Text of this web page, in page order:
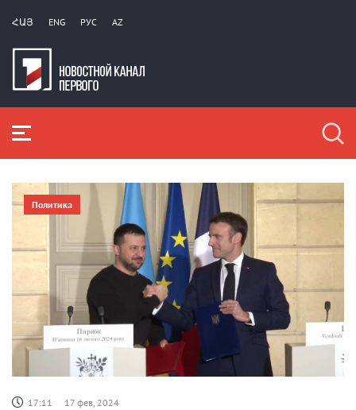
ՀԱՅ ENG РУС AZ
Политика
17:11 17 фев, 2024